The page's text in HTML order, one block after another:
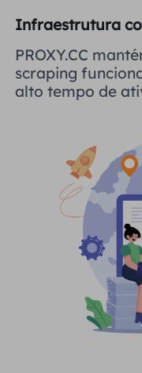
Infraestrutura
PROXY.CC
scraping
alto tempo de